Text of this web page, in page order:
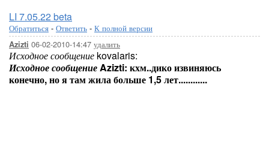
LI 7.05.22 beta
Обратиться - Ответить - К полной версии
Azizti 06-02-2010-14:47 удалить
Исходное сообщение kovalaris:
Исходное сообщениеAzizti: кхм..дико извиняюсь
конечно, но я там жила больше 1,5 лет............